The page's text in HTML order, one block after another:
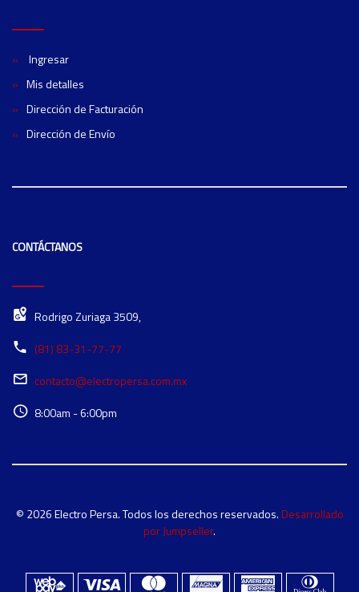
Ingresar
Mis detalles
Dirección de Facturación
Dirección de Envío
CONTÁCTANOS
Rodrigo Zuriaga 3509,
(81) 83-31-77-77
contacto@electropersa.com.mx
8:00am - 6:00pm
© 2026 Electro Persa. Todos los derechos reservados. Desarrollado
por Jumpseller.